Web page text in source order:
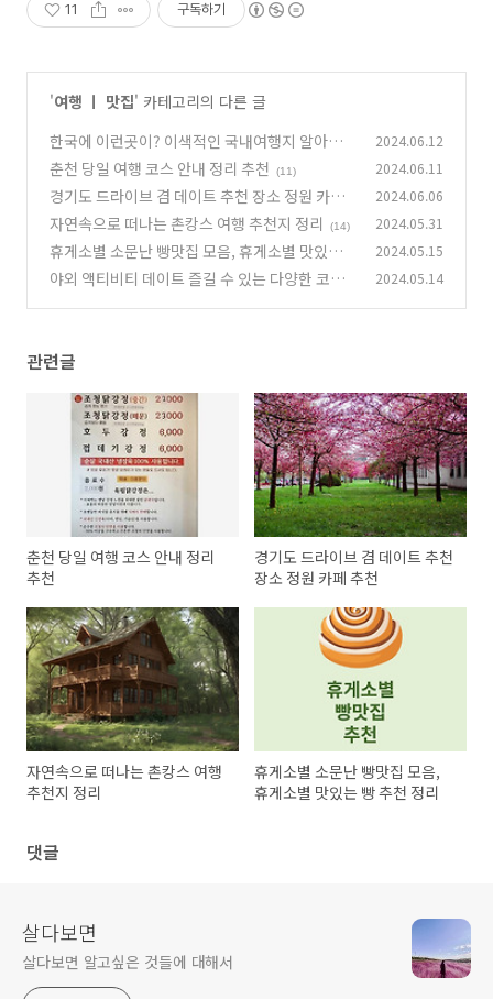
11 구독하기
'여행 ㅣ 맛집' 카테고리의 다른 글
한국에 이런곳이? 이색적인 국내여행지 알아보
세요
(7)
2024.06.12
춘천 당일 여행 코스 안내 정리 추천 (11) 2024.06.11
경기도 드라이브 겸 데이트 추천 장소 정원 카페
추천
(21)
2024.06.06
자연속으로 떠나는 촌캉스 여행 추천지 정리 (14) 2024.05.31
휴게소별 소문난 빵맛집 모음, 휴게소별 맛있는
빵 추천 정리
(1)
2024.05.15
야외 액티비티 데이트 즐길 수 있는 다양한 코스
2024.05.14
관련글
춘천 당일 여행 코스 안내 정리
추천
경기도 드라이브 겸 데이트 추천
장소 정원 카페 추천
자연속으로 떠나는 촌캉스 여행
추천지 정리
휴게소별 소문난 빵맛집 모음,
휴게소별 맛있는 빵 추천 정리
댓글
살다보면
살다보면 알고싶은 것들에 대해서